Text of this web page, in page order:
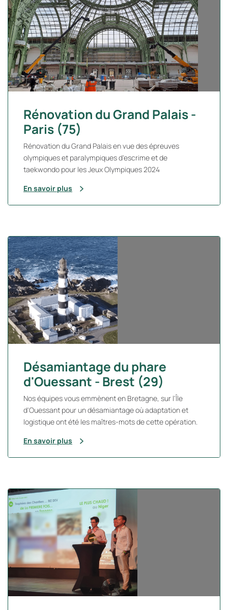
Rénovation du Grand Palais -
Paris (75)
Rénovation du Grand Palais en vue des épreuves
olympiques et paralympiques d'escrime et de
taekwondo pour les Jeux Olympiques 2024
En savoir plus
Désamiantage du phare
d'Ouessant - Brest (29)
Nos équipes vous emmènent en Bretagne, sur l'Île
d'Ouessant pour un désamiantage où adaptation et
logistique ont été les maîtres-mots de cette opération.
En savoir plus